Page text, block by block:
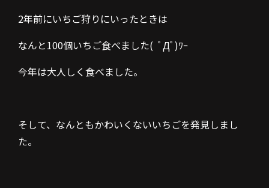
2年前にいちご狩りにいったときは
なんと100個いちご食べました( ﾟДﾟ)ﾜｰ
今年は大人しく食べました。
そして、なんともかわいくないいちごを発見しまし
た。